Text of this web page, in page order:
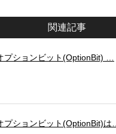
関連記事
プションビット(OptionBit) …
プションビット(OptionBit)は…